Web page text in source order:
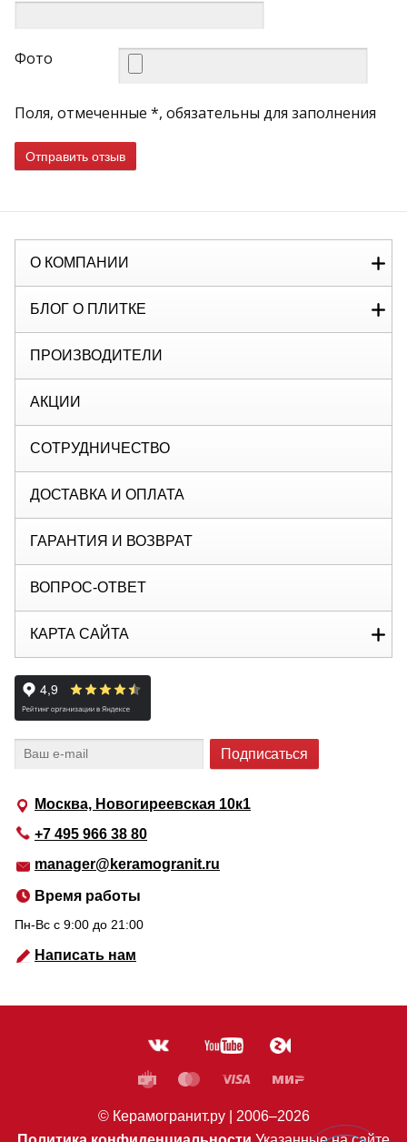
Фото
Поля, отмеченные *, обязательны для заполнения
Отправить отзыв
Москва, Новогиреевская 10к1
+7 495 966 38 80
manager@keramogranit.ru
Время работы
Пн-Вс c 9:00 до 21:00
Написать нам
О КОМПАНИИ
БЛОГ О ПЛИТКЕ
ПРОИЗВОДИТЕЛИ
АКЦИИ
СОТРУДНИЧЕСТВО
ДОСТАВКА И ОПЛАТА
ГАРАНТИЯ И ВОЗВРАТ
ВОПРОС-ОТВЕТ
КАРТА САЙТА
© Керамогранит.ру | 2006–2026